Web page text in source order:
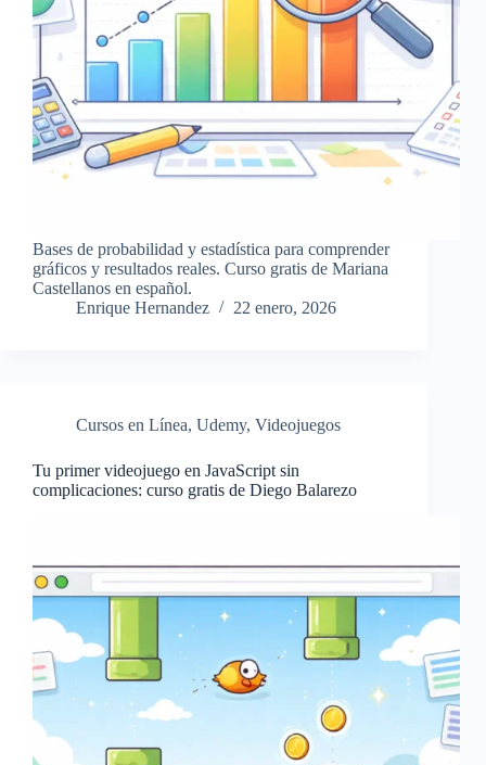
Bases de probabilidad y estadística para comprender
gráficos y resultados reales. Curso gratis de Mariana
Castellanos en español.
Enrique Hernandez
22 enero, 2026
Cursos en Línea, Udemy, Videojuegos
Tu primer videojuego en JavaScript sin
complicaciones: curso gratis de Diego Balarezo